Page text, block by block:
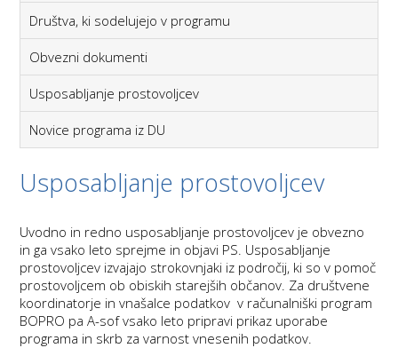
Društva, ki sodelujejo v programu
Obvezni dokumenti
Usposabljanje prostovoljcev
Novice programa iz DU
Usposabljanje prostovoljcev
Uvodno in redno usposabljanje prostovoljcev je obvezno
in ga vsako leto sprejme in objavi PS. Usposabljanje
prostovoljcev izvajajo strokovnjaki iz področij, ki so v pomoč
prostovoljcem ob obiskih starejših občanov. Za društvene
koordinatorje in vnašalce podatkov v računalniški program
BOPRO pa A-sof vsako leto pripravi prikaz uporabe
programa in skrb za varnost vnesenih podatkov.